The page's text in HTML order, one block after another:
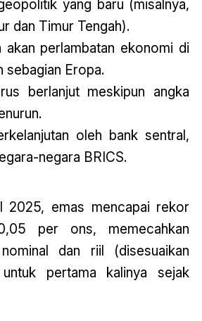
yang baru (misalnya,
dan Timur Tengah).
akan perlambatan ekonomi di
sebagian Eropa.
berlanjut meskipun angka
oleh bank sentral,
negara BRICS.
2025, emas mencapai rekor
per ons, memecahkan
dan riil (disesuaikan
pertama kalinya sejak